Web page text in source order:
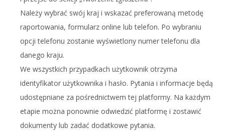
Należy wybrać swój kraj i wskazać preferowaną metodę
raportowania, formularz online lub telefon. Po wybraniu
opcji telefonu zostanie wyświetlony numer telefonu dla
danego kraju.
We wszystkich przypadkach użytkownik otrzyma
identyfikator użytkownika i hasło. Pytania i informacje będą
udostępniane za pośrednictwem tej platformy. Na każdym
etapie można ponownie odwiedzić platformę i zostawić
dokumenty lub zadać dodatkowe pytania.